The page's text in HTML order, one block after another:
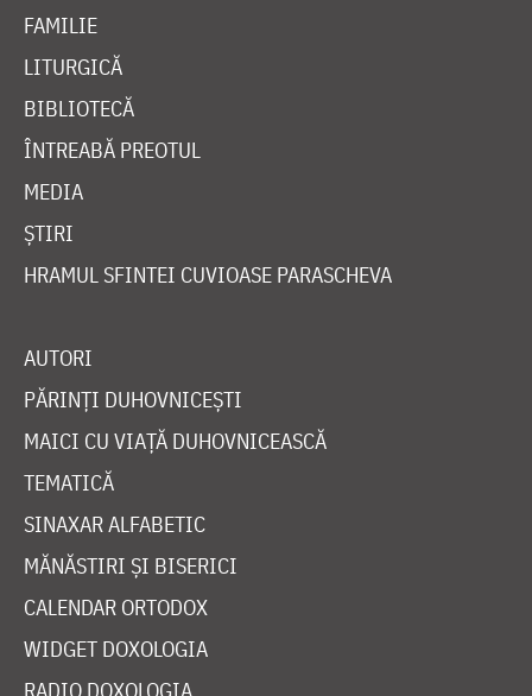
FAMILIE
LITURGICĂ
BIBLIOTECĂ
ÎNTREABĂ PREOTUL
MEDIA
ȘTIRI
HRAMUL SFINTEI CUVIOASE PARASCHEVA
AUTORI
PĂRINȚI DUHOVNICEȘTI
MAICI CU VIAȚĂ DUHOVNICEASCĂ
TEMATICĂ
SINAXAR ALFABETIC
MĂNĂSTIRI ȘI BISERICI
CALENDAR ORTODOX
WIDGET DOXOLOGIA